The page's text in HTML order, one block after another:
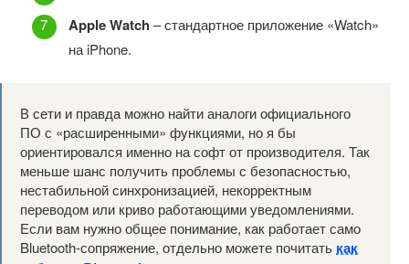
Apple Watch – стандартное приложение «Watch»
на iPhone.
В сети и правда можно найти аналоги официального
ПО с «расширенными» функциями, но я бы
ориентировался именно на софт от производителя. Так
меньше шанс получить проблемы с безопасностью,
нестабильной синхронизацией, некорректным
переводом или криво работающими уведомлениями.
Если вам нужно общее понимание, как работает само
Bluetooth-сопряжение, отдельно можете почитать как